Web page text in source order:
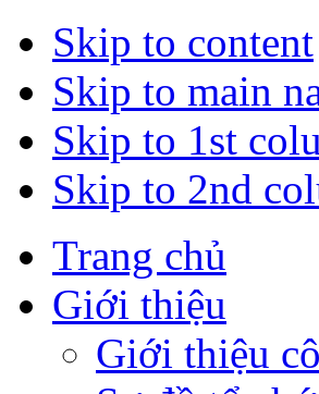
Skip to content
Skip to main
Skip to 1st
Skip to 2nd
Trang chủ
Giới thiệu
Giới thiệu